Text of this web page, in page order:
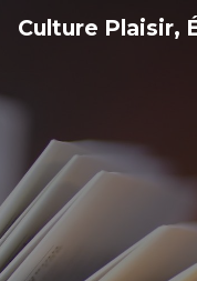
Culture Plaisir,